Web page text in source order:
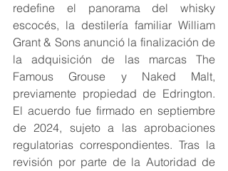
redefine el panorama del whisky
escocés, la destilería familiar William
Grant & Sons anunció la finalización de
la adquisición de las marcas The
Famous Grouse y Naked Malt,
previamente propiedad de Edrington.
El acuerdo fue firmado en septiembre
de 2024, sujeto a las aprobaciones
regulatorias correspondientes. Tras la
revisión por parte de la Autoridad de